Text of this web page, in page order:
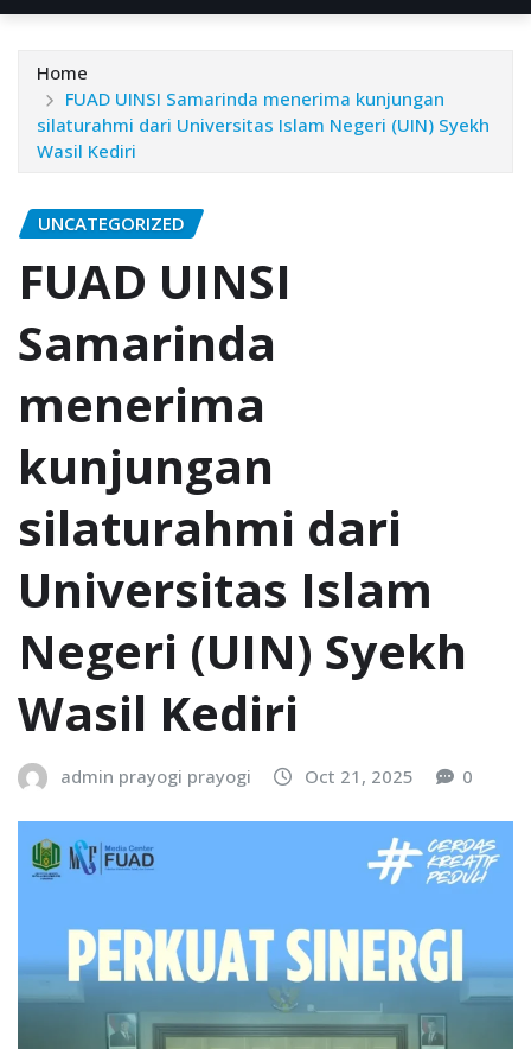
Home
FUAD UINSI Samarinda menerima kunjungan
silaturahmi dari Universitas Islam Negeri (UIN) Syekh
Wasil Kediri
UNCATEGORIZED
FUAD UINSI
Samarinda
menerima
kunjungan
silaturahmi dari
Universitas Islam
Negeri (UIN) Syekh
Wasil Kediri
admin prayogi prayogi Oct 21, 2025 0